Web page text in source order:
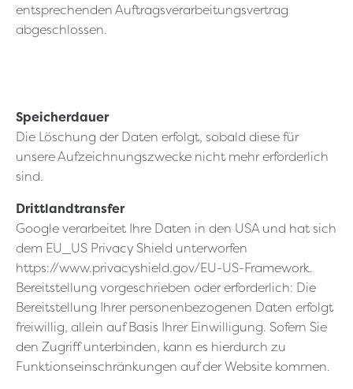
entsprechenden Auftragsverarbeitungsvertrag
abgeschlossen.
Speicherdauer
Die Löschung der Daten erfolgt, sobald diese für
unsere Aufzeichnungszwecke nicht mehr erforderlich
sind.
Drittlandtransfer
Google verarbeitet Ihre Daten in den USA und hat sich
dem EU_US Privacy Shield unterworfen
https://www.privacyshield.gov/EU-US-Framework.
Bereitstellung vorgeschrieben oder erforderlich: Die
Bereitstellung Ihrer personenbezogenen Daten erfolgt
freiwillig, allein auf Basis Ihrer Einwilligung. Sofern Sie
den Zugriff unterbinden, kann es hierdurch zu
Funktionseinschränkungen auf der Website kommen.